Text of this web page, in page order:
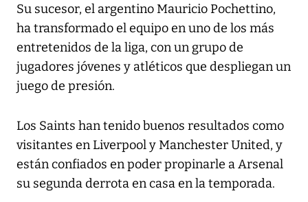
Su sucesor, el argentino Mauricio Pochettino,
ha transformado el equipo en uno de los más
entretenidos de la liga, con un grupo de
jugadores jóvenes y atléticos que despliegan un
juego de presión.
Los Saints han tenido buenos resultados como
visitantes en Liverpool y Manchester United, y
están confiados en poder propinarle a Arsenal
su segunda derrota en casa en la temporada.